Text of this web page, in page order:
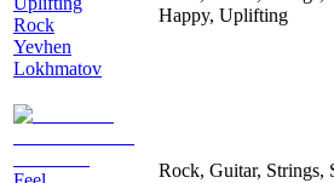
Rock
Yevhen
Lokhmatov
Happy, Uplifting
Rock, Guitar, Strings,